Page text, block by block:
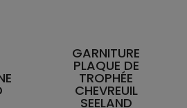
GARNITURE
PLAQUE DE
TROPHÉE
CHEVREUIL
SEELAND